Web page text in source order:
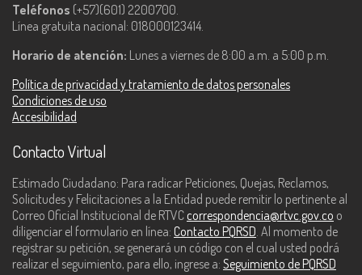
Teléfonos (+57)(601) 2200700.
Línea gratuita nacional: 018000123414.
Horario de atención: Lunes a viernes de 8:00 a.m. a 5:00 p.m.
Política de privacidad y tratamiento de datos personales
Condiciones de uso
Accesibilidad
Contacto Virtual
Estimado Ciudadano: Para radicar Peticiones, Quejas, Reclamos,
Solicitudes y Felicitaciones a la Entidad puede remitir lo pertinente al
Correo Oficial Institucional de RTVC correspondencia@rtvc.gov.co o
diligenciar el formulario en línea: Contacto PQRSD. Al momento de
registrar su petición, se generará un código con el cual usted podrá
realizar el seguimiento, para ello, ingrese a: Seguimiento de PQRSD